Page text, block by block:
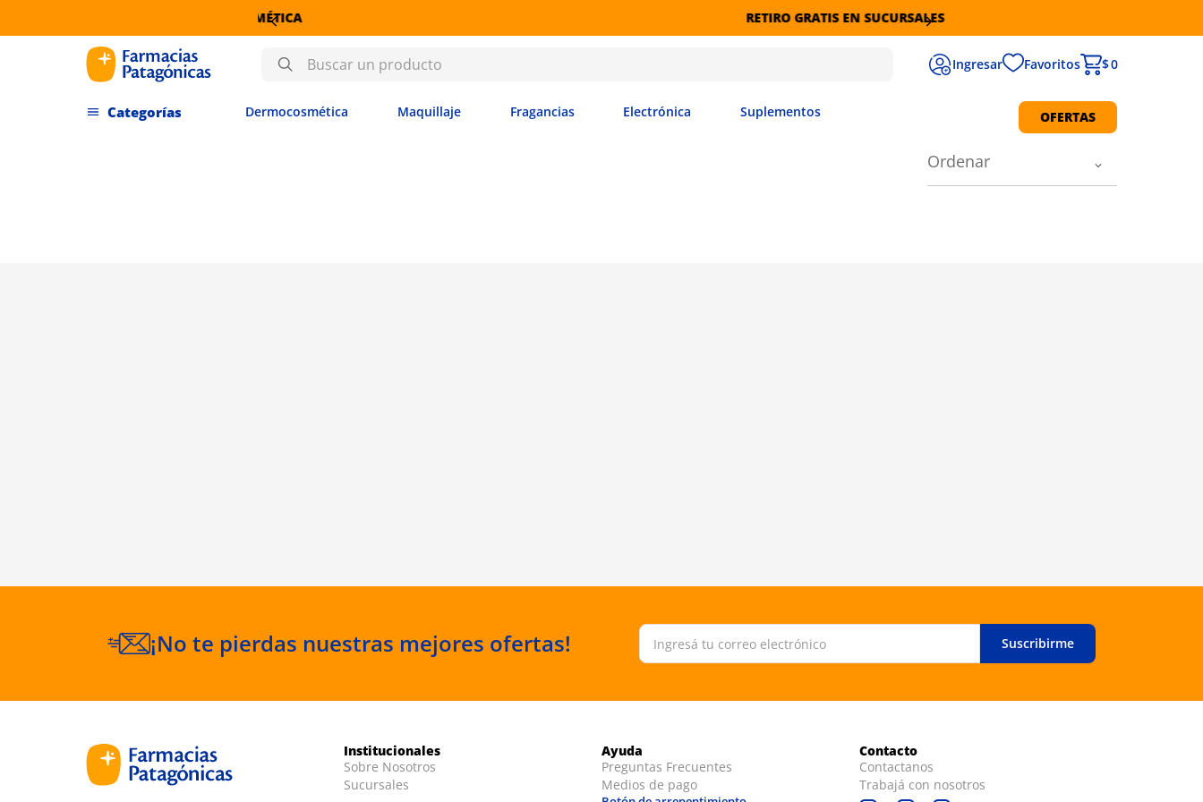
RETIRO GRATIS EN SUCURSALES
Buscar un producto Favoritos $ 0
Dermocosmética Maquillaje Fragancias Electrónica Suplementos OFERTAS
¡No te pierdas nuestras mejores ofertas! Suscribirme
Institucionales
Sobre Nosotros
Sucursales
Ayuda
Preguntas Frecuentes
Medios de pago
Contacto
Contactanos
Trabajá con nosotros